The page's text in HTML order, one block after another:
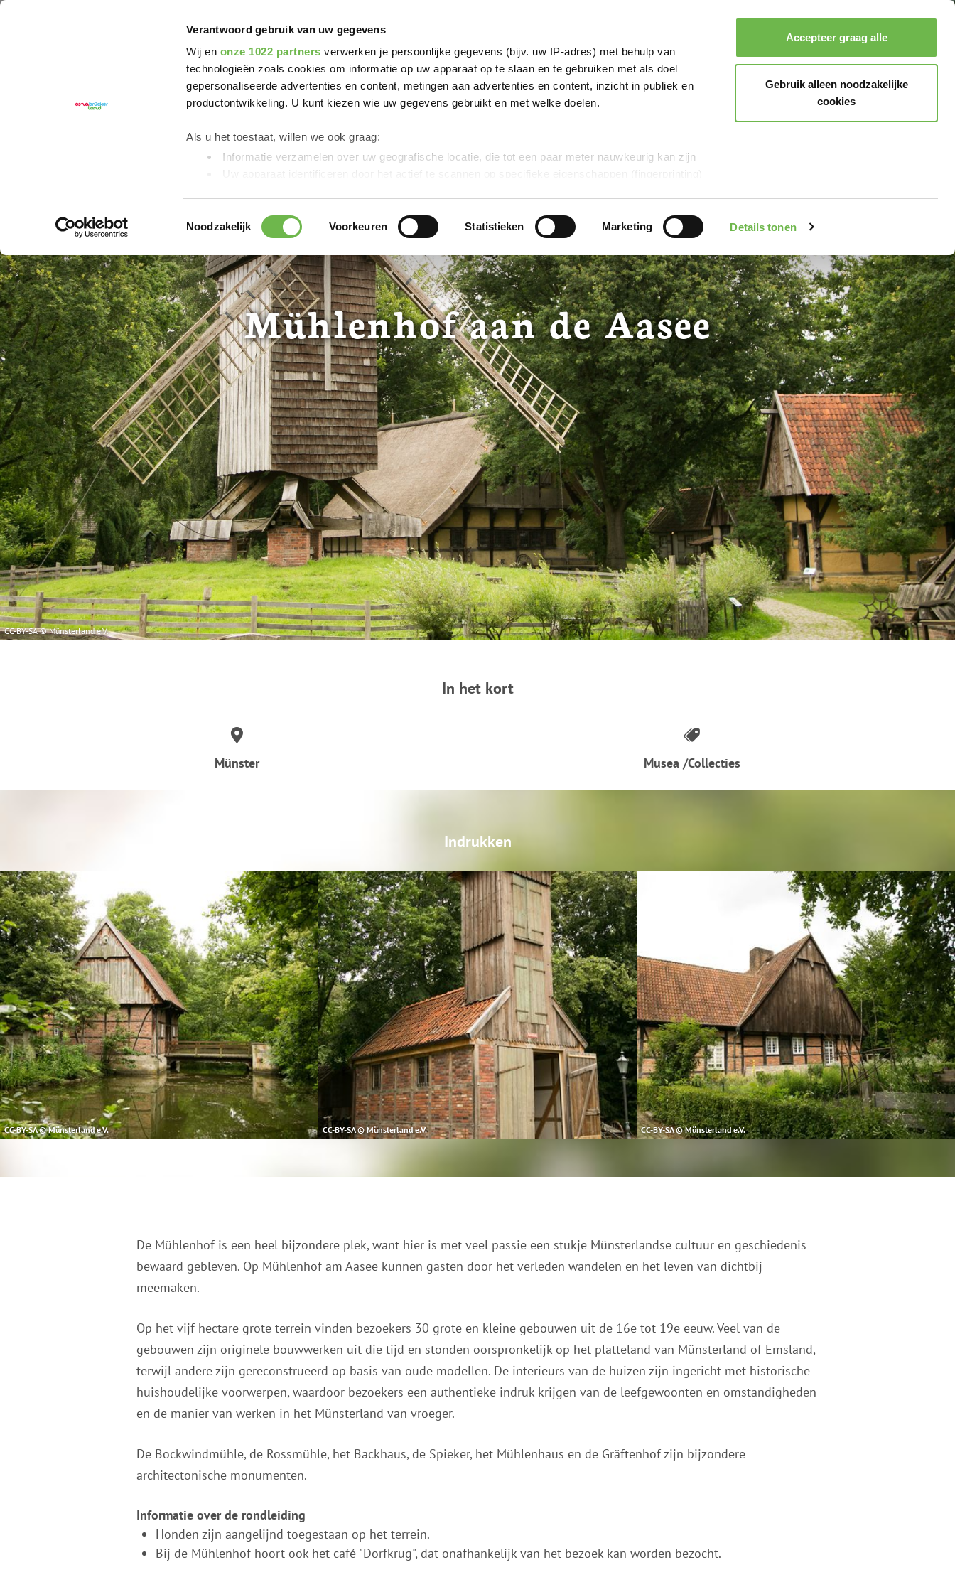
Verantwoord gebruik van uw gegevens
Wij en onze 1022 partners verwerken je persoonlijke gegevens (bijv. uw IP-adres) met behulp van
technologieën zoals cookies om informatie op uw apparaat op te slaan en te gebruiken met als doel
gepersonaliseerde advertenties en content, metingen aan advertenties en content, inzicht in publiek en
productontwikkeling. U kunt kiezen wie uw gegevens gebruikt en met welke doelen.
Als u het toestaat, willen we ook graag:
Informatie verzamelen over uw geografische locatie, die tot een paar meter nauwkeurig kan zijn
bieden en om ons websiteverkeer te analyseren.Dank u voor uw steun aan ons werk!
Kennisgeving van de verwerking van uw gegevens die op deze website in de VS door Google en
YouTube worden verzameld:Door te klikken op "Accepteer graag alle" of door „Voorkeuren“,
„Statistieken“ of „Marketing“ aan te vinken en te klikken op "Selectie handmatig instellen", stemt u er
ook mee in dat uw gegevens in de VS worden verwerkt in overeenstemming met Art. 49 (1) zin 1 lit. a
DSGVO. De VS zijn door het Europees Hof van Justitie beoordeeld als een land met een ontoereikend
niveau van gegevensbescherming volgens EU-normen. In het bijzonder bestaat het risico dat uw
gegevens door de Amerikaanse autoriteiten worden verwerkt voor controle- en toezichtdoeleinden,
mogelijk ook zonder enig rechtsmiddel. Indien u op "Selectie handmatig instellen" klikt en geen van de
keuzevakken (voorkeuren, statistieken of marketing) hebt geselecteerd, zal de hierboven beschreven
overdracht niet plaatsvinden. Voor meer informatie, zie onze privacyverklaring.
We geven u hier graag meer gedetailleerde informatie:
Privacybeleid|Impressum
Toestemmingsselectie
Noodzakelijk Voorkeuren Statistieken Marketing Details tonen
Accepteer graag alle
Gebruik alleen noodzakelijke
cookies
Mühlenhof aan de Aasee
CC-BY-SA © Münsterland e.V.
In het kort
Münster Musea /Collecties
Indrukken
CC-BY-SA © Münsterland e.V. CC-BY-SA © Münsterland e.V. CC-BY-SA © Münsterland e.V.
De Mühlenhof is een heel bijzondere plek, want hier is met veel passie een stukje Münsterlandse cultuur en geschiedenis
bewaard gebleven. Op Mühlenhof am Aasee kunnen gasten door het verleden wandelen en het leven van dichtbij
meemaken.
Op het vijf hectare grote terrein vinden bezoekers 30 grote en kleine gebouwen uit de 16e tot 19e eeuw. Veel van de
gebouwen zijn originele bouwwerken uit die tijd en stonden oorspronkelijk op het platteland van Münsterland of Emsland,
terwijl andere zijn gereconstrueerd op basis van oude modellen. De interieurs van de huizen zijn ingericht met historische
huishoudelijke voorwerpen, waardoor bezoekers een authentieke indruk krijgen van de leefgewoonten en omstandigheden
en de manier van werken in het Münsterland van vroeger.
De Bockwindmühle, de Rossmühle, het Backhaus, de Spieker, het Mühlenhaus en de Gräftenhof zijn bijzondere
architectonische monumenten.
Informatie over de rondleiding
Honden zijn aangelijnd toegestaan op het terrein.
Bij de Mühlenhof hoort ook het café "Dorfkrug", dat onafhankelijk van het bezoek kan worden bezocht.